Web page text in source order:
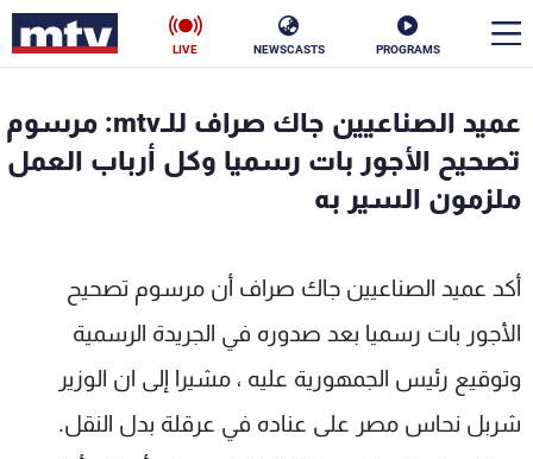
PROGRAMS
NEWSCASTS
LIVE
عميد الصناعيين جاك صراف للـmtv: مرسوم
تصحيح الأجور بات رسميا وكل أرباب العمل
ملزمون السير به
أكد عميد الصناعيين جاك صراف أن مرسوم تصحيح
الأجور بات رسميا بعد صدوره في الجريدة الرسمية
وتوقيع رئيس الجمهورية عليه ، مشيرا إلى ان الوزير
شربل نحاس مصر على عناده في عرقلة بدل النقل.
الأخبار
سياسة
إقتصاد فن
منوعات رياضة
كأس العالم